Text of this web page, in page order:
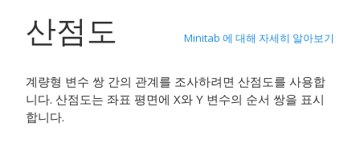
산점도 Minitab 에 대해 자세히 알아보기
계량형 변수 쌍 간의 관계를 조사하려면 산점도를 사용합
니다. 산점도는 좌표 평면에 X와 Y 변수의 순서 쌍을 표시
합니다.